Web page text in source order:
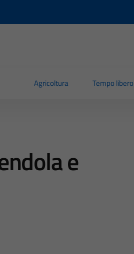
Agricoltura Tempo libero
e